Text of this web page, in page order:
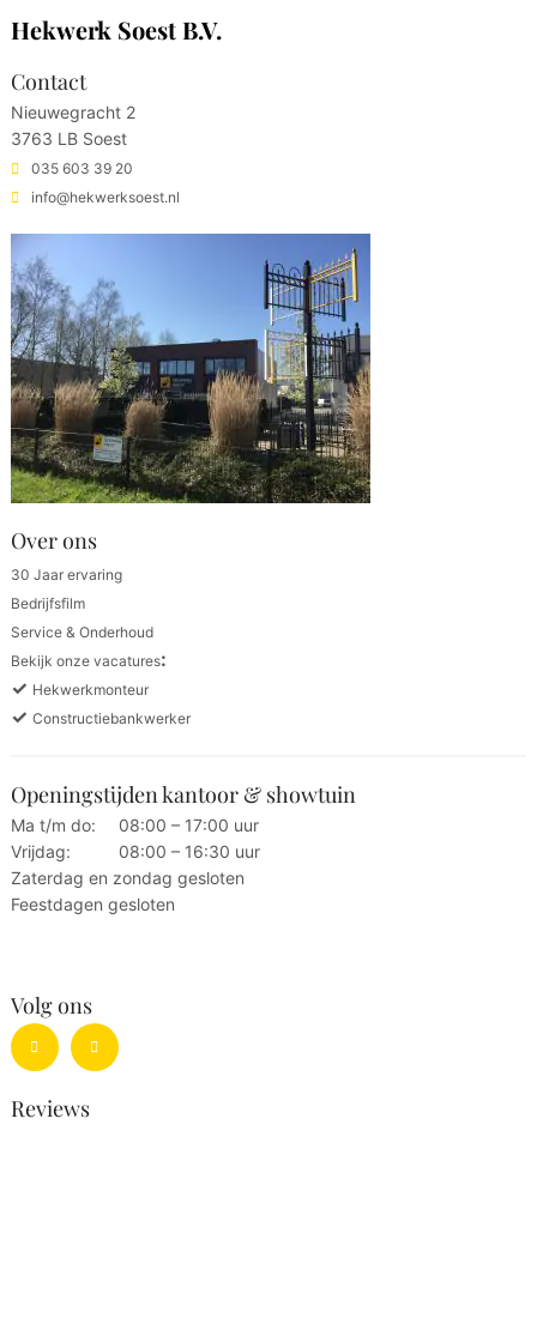
Hekwerk Soest B.V.
Contact
Nieuwegracht 2
3763 LB Soest
035 603 39 20
info@hekwerksoest.nl
Over ons
30 Jaar ervaring
Bedrijfsfilm
Service & Onderhoud
Bekijk onze vacatures:
✓ Hekwerkmonteur
✓ Constructiebankwerker
Openingstijden kantoor & showtuin
Ma t/m do:
08:00 – 17:00 uur
Vrijdag:
08:00 – 16:30 uur
Zaterdag en zondag gesloten
Feestdagen gesloten
Volg ons
Reviews